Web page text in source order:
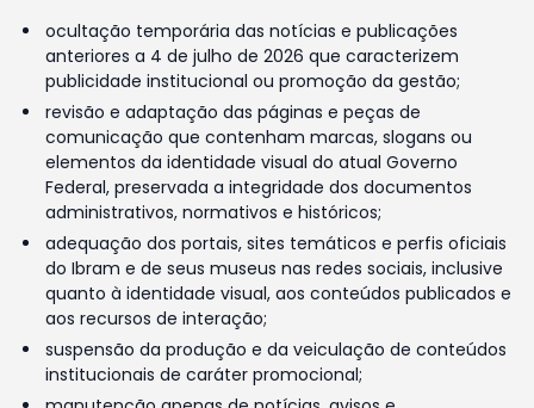
ocultação temporária das notícias e publicações
anteriores a 4 de julho de 2026 que caracterizem
publicidade institucional ou promoção da gestão;
revisão e adaptação das páginas e peças de
comunicação que contenham marcas, slogans ou
elementos da identidade visual do atual Governo
Federal, preservada a integridade dos documentos
administrativos, normativos e históricos;
adequação dos portais, sites temáticos e perfis oficiais
do Ibram e de seus museus nas redes sociais, inclusive
quanto à identidade visual, aos conteúdos publicados e
aos recursos de interação;
suspensão da produção e da veiculação de conteúdos
institucionais de caráter promocional;